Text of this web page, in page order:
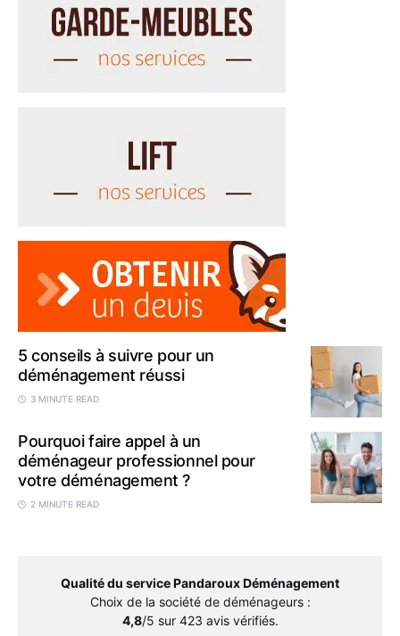
5 conseils à suivre pour un
déménagement réussi
3 MINUTE READ
Pourquoi faire appel à un
déménageur professionnel pour
votre déménagement ?
2 MINUTE READ
Qualité du service Pandaroux Déménagement
Choix de la société de déménageurs:
4,8/5 sur 423 avis vérifiés.